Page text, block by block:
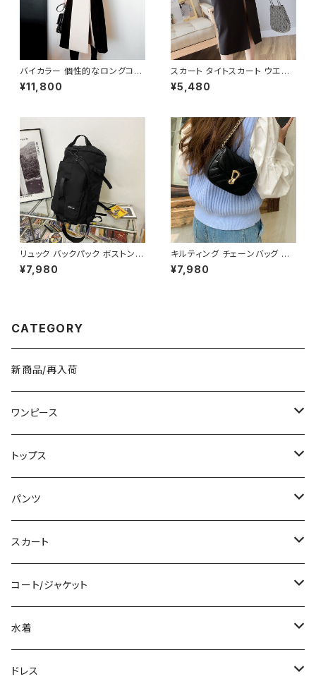
バイカラー 個性的なロングコー
ト C-JAW1002
¥11,800
スカート タイトスカート ウエス
トリボン スリット入り ミモレス
カート ミディアム スリット ひざ
¥5,480
リュック バックパック ボストンバ
ッグ メンズ レディース 大容量
軽量 旅行バッグ 多機能 2WAY
¥7,980
キルティング チェーンバッグ シ
ョルダーバッグ 斜めがけバッグ
レディース 韓国風 小さめ バッ
¥7,980
CATEGORY
新商品/再入荷
ワンピース
ミニ/ショート
ミディアム/ミモレ
ロング/マキシ
袖付き
ノースリーブ
その他
トップス
Tシャツ/カットソー
タンクトップ/キャミソール
シャツ/ブラウス
ベアトップ/チューブトップ
カーディガン/ボレロ
パンツ
ショート丈
クロップド丈
ロング丈
デニム
スカート
ミニ/ショート
ミディアム/ミモレ
ロング
コート/ジャケット
コート
ジャケット
水着
タンキニ
ドレス